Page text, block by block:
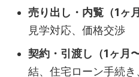
売り出し・内覧（1ヶ
見学対応、価格交渉
契約・引渡し（1ヶ月
結、住宅ローン手続き